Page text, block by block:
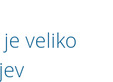
veliko